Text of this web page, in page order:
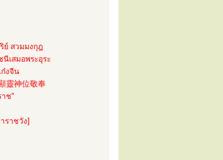
ย์ สวมมงกุฎ
เสมอพระอุระ
งจีน
靈神位敬奉
ช”
ราชวัง]